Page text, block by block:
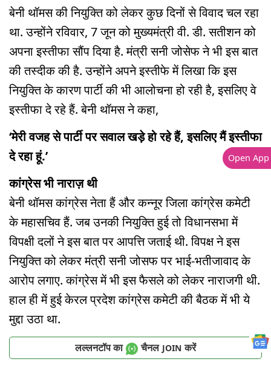
बेनी थॉमस की नियुक्ति को लेकर कुछ दिनों से विवाद चल रहा
था. उन्होंने रविवार, 7 जून को मुख्यमंत्री वी. डी. सतीशन को
अपना इस्तीफा सौंप दिया है. मंत्री सनी जोसेफ ने भी इस बात
की तस्दीक की है. उन्होंने अपने इस्तीफे में लिखा कि इस
नियुक्ति के कारण पार्टी की भी आलोचना हो रही है, इसलिए वे
इस्तीफा दे रहे हैं. बेनी थॉमस ने कहा,
‘मेरी वजह से पार्टी पर सवाल खड़े हो रहे हैं, इसलिए मैं इस्तीफा
दे रहा हूं.’
कांग्रेस भी नाराज़ थी
बेनी थॉमस कांग्रेस नेता हैं और कन्नूर जिला कांग्रेस कमेटी
के महासचिव हैं. जब उनकी नियुक्ति हुई तो विधानसभा में
विपक्षी दलों ने इस बात पर आपत्ति जताई थी. विपक्ष ने इस
नियुक्ति को लेकर मंत्री सनी जोसफ पर भाई-भतीजावाद के
आरोप लगाए. कांग्रेस में भी इस फैसले को लेकर नाराजगी थी.
हाल ही में हुई केरल प्रदेश कांग्रेस कमेटी की बैठक में भी ये
मुद्दा उठा था.
लल्लनटॉप का चैनल JOIN करें
Open App